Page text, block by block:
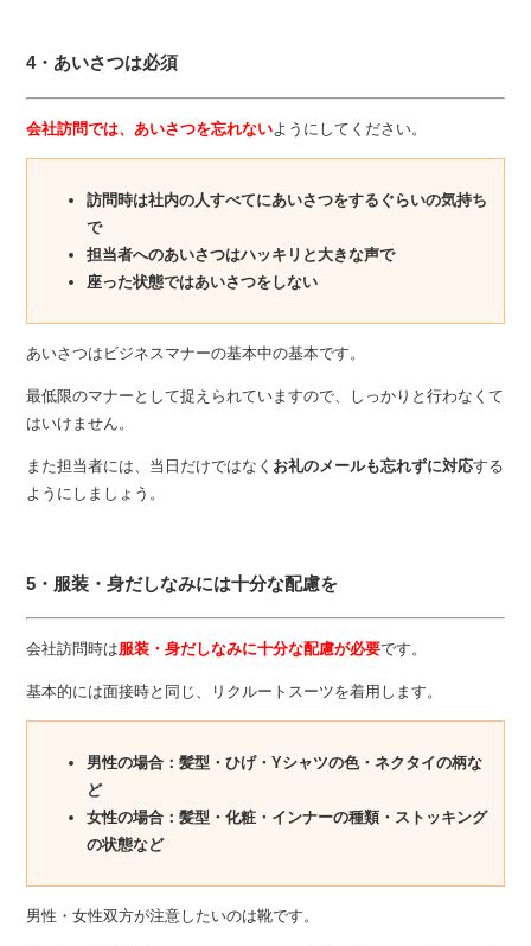
4・あいさつは必須
会社訪問では、あいさつを忘れないようにしてください。
訪問時は社内の人すべてにあいさつをするぐらいの気持ち
で
担当者へのあいさつはハッキリと大きな声で
座った状態ではあいさつをしない
あいさつはビジネスマナーの基本中の基本です。
最低限のマナーとして捉えられていますので、しっかりと行わなくて
はいけません。
また担当者には、当日だけではなく お礼のメールも忘れずに対応する
ようにしましょう。
5・服装・身だしなみには十分な配慮を
会社訪問時は服装・身だしなみに十分な配慮が必要です。
基本的には面接時と同じ、リクルートスーツを着用します。
男性の場合：髪型・ひげ・Yシャツの色・ネクタイの柄な
ど
女性の場合：髪型・化粧・インナーの種類・ストッキング
の状態など
男性・女性双方が注意したいのは靴です。